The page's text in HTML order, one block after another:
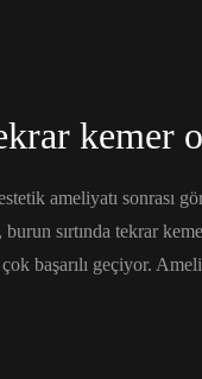
kemer
ameliyatı sonrası
sırtında tekrar
başarılı geçiyor.